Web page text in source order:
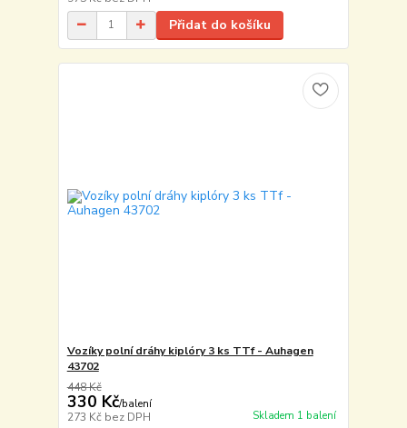
Přidat do košíku
Vozíky polní dráhy kiplóry 3 ks TTf - Auhagen
43702
448 Kč
330 Kč/balení
273 Kč bez DPH Skladem 1 balení